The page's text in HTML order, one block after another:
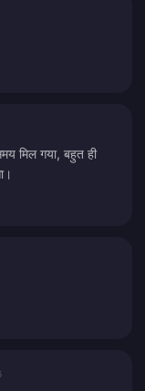
मिल गया, बहुत ही